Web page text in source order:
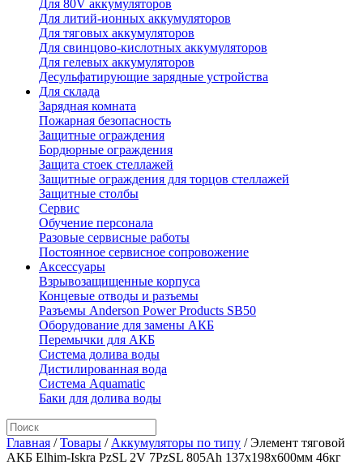
Для 80V аккумуляторов
Для литий-ионных аккумуляторов
Для тяговых аккумуляторов
Для свинцово-кислотных аккумуляторов
Для гелевых аккумуляторов
Десульфатирующие зарядные устройства
Для склада
Зарядная комната
Пожарная безопасность
Защитные ограждения
Бордюрные ограждения
Защита стоек стеллажей
Защитные ограждения для торцов стеллажей
Защитные столбы
Сервис
Обучение персонала
Разовые сервисные работы
Постоянное сервисное сопровожение
Аксессуары
Взрывозащищенные корпуса
Концевые отводы и разъемы
Разъемы Anderson Power Products SB50
Оборудование для замены АКБ
Перемычки для АКБ
Система долива воды
Дистилированная вода
Система Aquamatic
Баки для долива воды
Главная /Товары / Аккумуляторы по типу /Элемент тяговой
АКБ Elhim-Iskra PzSL 2V 7PzSL 805Ah 137x198x600мм 46кг